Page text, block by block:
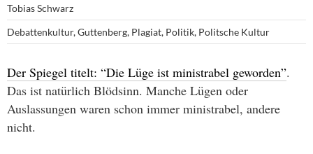
Tobias Schwarz
Debattenkultur,Guttenberg, Plagiat, Politik, Politsche Kultur
Der Spiegel titelt: “Die Lüge ist ministrabel geworden”.
Das ist natürlich Blödsinn. Manche Lügen oder
Auslassungen waren schon immer ministrabel, andere
nicht.